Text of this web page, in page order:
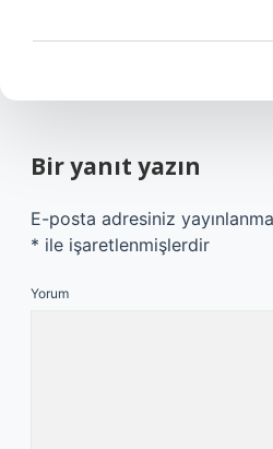
Bir yanıt yazın
E-posta adresiniz
* ile işaretlenmişlerdir
Yorum